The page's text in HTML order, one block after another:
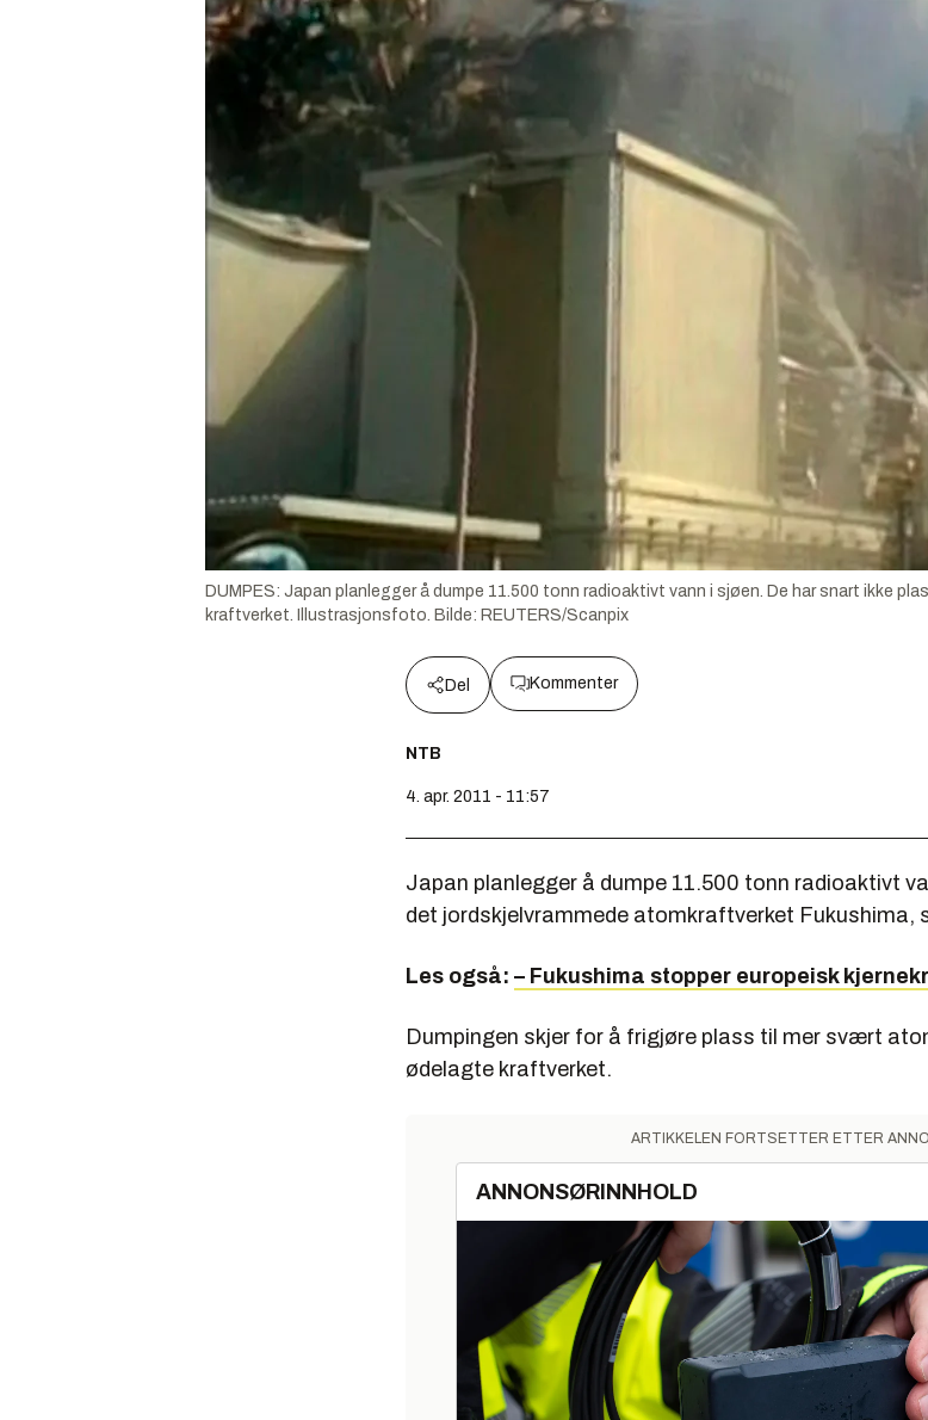
DUMPES: Japan planlegger å dumpe 11.500 tonn radioaktivt vann i sjøen. De har snart ikke
kraftverket. Illustrasjonsfoto. Bilde: REUTERS/Scanpix
Del Kommenter
NTB
4. apr. 2011 - 11:57
Japan planlegger å dumpe 11.500 tonn radioaktivt
det jordskjelvrammede atomkraftverket Fukushima,
Les også: – Fukushima stopper europeisk
Dumpingen skjer for å frigjøre plass til mer svært
ødelagte kraftverket.
ARTIKKELEN FORTSETTER ETTER
ANNONSØRINNHOLD